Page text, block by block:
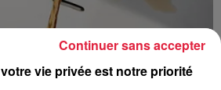
vie privée est notre priorité
Continuer sans accepter